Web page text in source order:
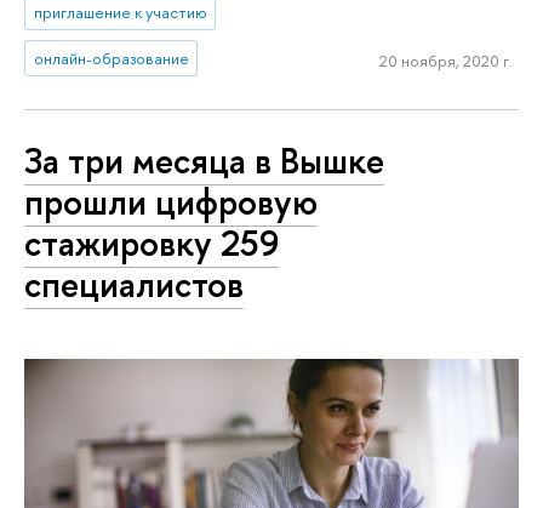
приглашение к участию
онлайн-образование 20 ноября, 2020 г.
За три месяца в Вышке
прошли цифровую
стажировку 259
специалистов